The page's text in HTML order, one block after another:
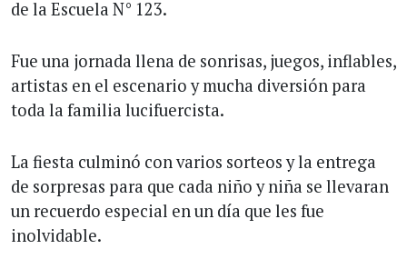
de la Escuela N° 123.
Fue una jornada llena de sonrisas, juegos, inflables,
artistas en el escenario y mucha diversión para
toda la familia lucifuercista.
La fiesta culminó con varios sorteos y la entrega
de sorpresas para que cada niño y niña se llevaran
un recuerdo especial en un día que les fue
inolvidable.